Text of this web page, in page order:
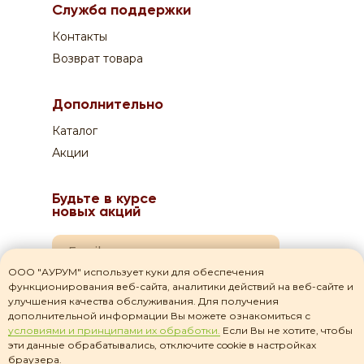
Курьеру по QR-коду или на сайте
ООО "АУРУМ" использует куки для обеспечения
функционирования веб-сайта, аналитики действий на веб-сайте и
улучшения качества обслуживания. Для получения
дополнительной информации Вы можете ознакомиться с
условиями и принципами их обработки. Если Вы не хотите, чтобы
эти данные обрабатывались, отключите cookie в настройках
браузера.
Служба поддержки
Контакты
Возврат товара
Будьте в курсе
новых акций
Дополнительно
Каталог
Акции
Я даю согласие наобработку своих персональных данных
конфиденциальности и принимаю его